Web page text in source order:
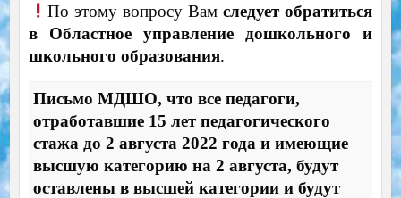
По этому вопросу Вамследует обратиться
в Областное управление дошкольного и
школьного образования.
Письмо МДШО, что все педагоги,
отработавшие 15 лет педагогического
стажа до 2 августа 2022 года и имеющие
высшую категорию на 2 августа, будут
оставлены в высшей категории и будут